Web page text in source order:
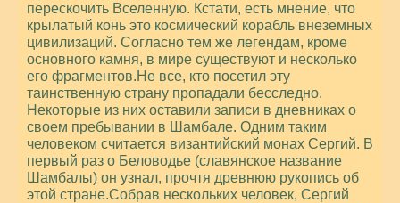
перескочить Вселенную. Кстати, есть мнение, что
крылатый конь это космический корабль внеземных
цивилизаций. Согласно тем же легендам, кроме
основного камня, в мире существуют и несколько
его фрагментов.Не все, кто посетил эту
таинственную страну пропадали бесследно.
Некоторые из них оставили записи в дневниках о
своем пребывании в Шамбале. Одним таким
человеком считается византийский монах Сергий. В
первый раз о Беловодье (славянское название
Шамбалы) он узнал, прочтя древнюю рукопись об
этой стране.Собрав нескольких человек, Сергий